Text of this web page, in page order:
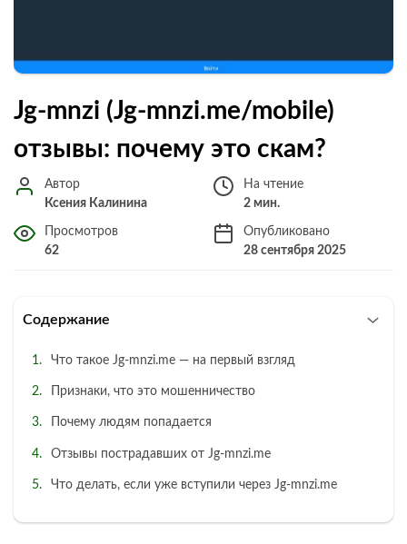
Jg-mnzi (Jg-mnzi.me/mobile)
отзывы: почему это скам?
Автор
Ксения Калинина
На чтение
2 мин.
Просмотров
62
Опубликовано
28 сентября 2025
Содержание
Что такое Jg‑mnzi.me — на первый взгляд
Признаки, что это мошенничество
Почему людям попадается
Отзывы пострадавших от Jg‑mnzi.me
Что делать, если уже вступили через Jg‑mnzi.me